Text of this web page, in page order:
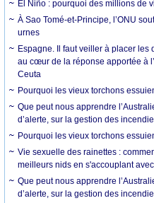
El Niño : pourquoi des millions de
À Sao Tomé-et-Principe, l’ONU
urnes
Espagne. Il faut veiller à placer les
au cœur de la réponse apportée à
Ceuta
Pourquoi les vieux torchons
Que peut nous apprendre
d’alerte, sur la gestion des
Pourquoi les vieux torchons
Vie sexuelle des rainettes :
meilleurs nids en s'accouplant
Que peut nous apprendre
d’alerte, sur la gestion des